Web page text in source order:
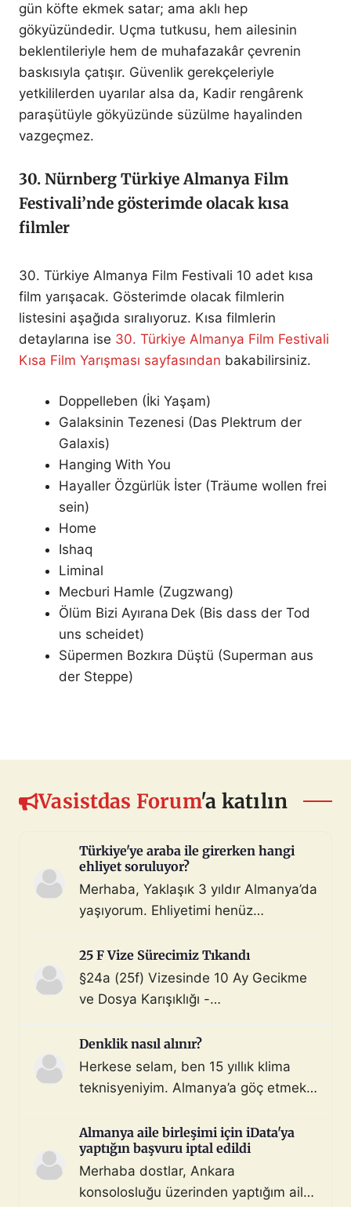
gün köfte ekmek satar; ama aklı hep
gökyüzündedir. Uçma tutkusu, hem ailesinin
beklentileriyle hem de muhafazakâr çevrenin
baskısıyla çatışır. Güvenlik gerekçeleriyle
yetkililerden uyarılar alsa da, Kadir rengârenk
paraşütüyle gökyüzünde süzülme hayalinden
vazgeçmez.
30. Nürnberg Türkiye Almanya Film
Festivali’nde gösterimde olacak kısa
filmler
30. Türkiye Almanya Film Festivali 10 adet kısa
film yarışacak. Gösterimde olacak filmlerin
listesini aşağıda sıralıyoruz. Kısa filmlerin
detaylarına ise 30. Türkiye Almanya Film Festivali
Kısa Film Yarışması sayfasından bakabilirsiniz.
Doppelleben (İki Yaşam)
Galaksinin Tezenesi (Das Plektrum der
Galaxis)
Hanging With You
Hayaller Özgürlük İster (Träume wollen frei
sein)
Home
Ishaq
Liminal
Mecburi Hamle (Zugzwang)
Ölüm Bizi Ayırana Dek (Bis dass der Tod
uns scheidet)
Süpermen Bozkıra Düştü (Superman aus
der Steppe)
Vasistdas Forum'a katılın
Türkiye'ye araba ile girerken hangi
ehliyet soruluyor?
Merhaba, Yaklaşık 3 yıldır Almanya’da
yaşıyorum. Ehliyetimi henüz
çoktan halletmem gerekiyordu ama
maalesef yapmadım). Diyelim ki bir
araç satın aldım ve gerekli tüm
ehliyeti olan biri aracı kullanarak beni
Türkiye sınır […]
25 F Vize Sürecimiz Tıkandı
§24a (25f) Vizesinde 10 Ay Gecikme
ve Dosya Karışıklığı -
Merhaba, §24a BeschV (Profesyonel
Sürücü) vize sürecimizde 10 ayı
geride bıraktık ve çıkmaza girdik.
Özeti: Başvuru: 29.08.2025 (İstanbul
iDATA - Aile dahil). Dosyada […]
Denklik nasıl alınır?
Herkese selam, ben 15 yıllık klima
teknisyeniyim. Almanya’a göç etmek
topladım ve yeminli almanca tercüme
ettim. Bu konuda ya da iş bulma
konusunda destek ve önerilerinizi
bekliyorum. 3 gönderi - 3 katılımcı
Almanya aile birleşimi için iData'ya
yaptığın başvuru iptal edildi
Merhaba dostlar, Ankara
konsolosluğu üzerinden yaptığım aile